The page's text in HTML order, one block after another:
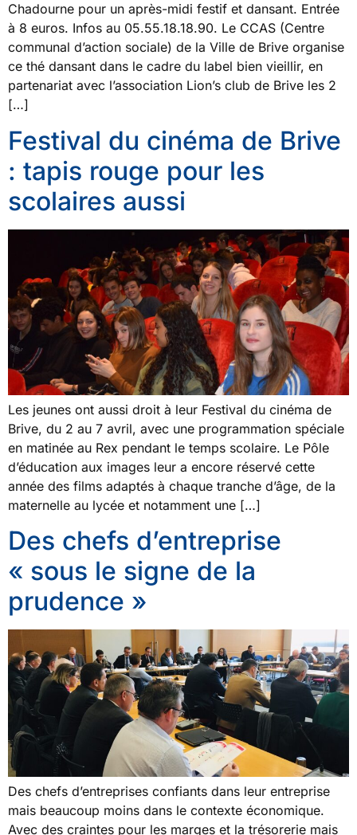
Chadourne pour un après-midi festif et dansant. Entrée
à 8 euros. Infos au 05.55.18.18.90. Le CCAS (Centre
communal d’action sociale) de la Ville de Brive organise
ce thé dansant dans le cadre du label bien vieillir, en
partenariat avec l’association Lion’s club de Brive les 2
[…]
Festival du cinéma de Brive
: tapis rouge pour les
scolaires aussi
Les jeunes ont aussi droit à leur Festival du cinéma de
Brive, du 2 au 7 avril, avec une programmation spéciale
en matinée au Rex pendant le temps scolaire. Le Pôle
d’éducation aux images leur a encore réservé cette
année des films adaptés à chaque tranche d’âge, de la
maternelle au lycée et notamment une […]
Des chefs d’entreprise
« sous le signe de la
prudence »
Des chefs d’entreprises confiants dans leur entreprise
mais beaucoup moins dans le contexte économique.
Avec des craintes pour les marges et la trésorerie mais